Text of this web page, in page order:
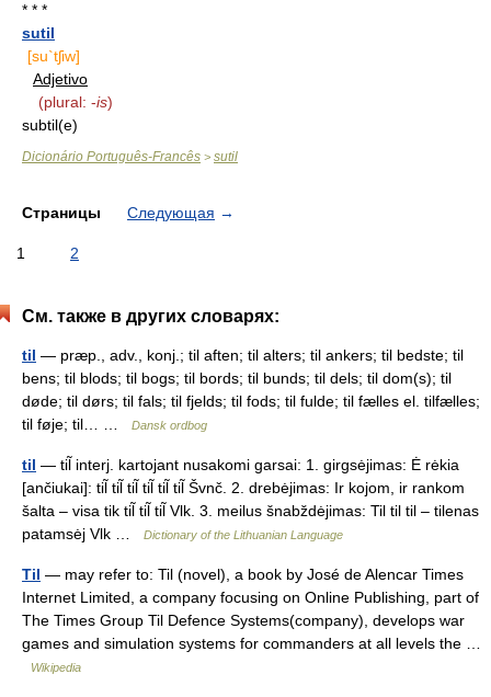
* * *
sutil
[su`tʃiw]
Adjetivo
(plural: -is)
subtil(e)
Dicionário Português-Francês > sutil
Страницы Следующая →
1 2
См. также в других словарях:
til — præp., adv., konj.; til aften; til alters; til ankers; til bedste; til
bens; til blods; til bogs; til bords; til bunds; til dels; til dom(s); til
døde; til dørs; til fals; til fjelds; til fods; til fulde; til fælles el. tilfælles;
til føje; til… …
Dansk ordbog
til — til̃ interj. kartojant nusakomi garsai: 1. girgsėjimas: Ė rėkia
[ančiukai]: til̃ til̃ til̃ til̃ til̃ til̃ Švnč. 2. drebėjimas: Ir kojom, ir rankom
šalta – visa tik til̃ til̃ til̃ Vlk. 3. meilus šnabždėjimas: Til til til – tilenas
patamsėj Vlk …
Dictionary of the Lithuanian Language
Til — may refer to: Til (novel), a book by José de Alencar Times
Internet Limited, a company focusing on Online Publishing, part of
The Times Group Til Defence Systems(company), develops war
games and simulation systems for commanders at all levels the …
Wikipedia